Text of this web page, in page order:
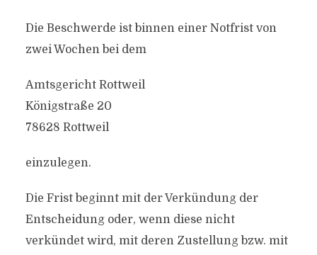
Die Beschwerde ist binnen einer Notfrist von
zwei Wochen bei dem
Amtsgericht Rottweil
Königstraße 20
78628 Rottweil
einzulegen.
Die Frist beginnt mit der Verkündung der
Entscheidung oder, wenn diese nicht
verkündet wird, mit deren Zustellung bzw. mit